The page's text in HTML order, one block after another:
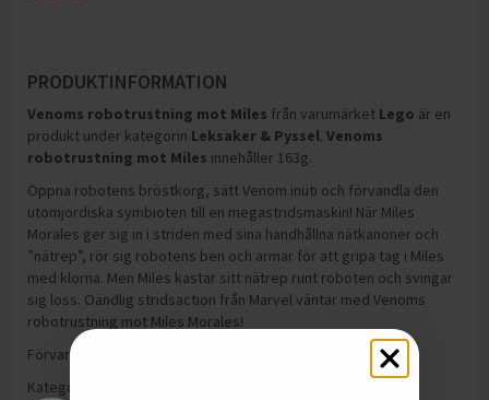
PRODUKTINFORMATION
Venoms robotrustning mot Miles från varumärket Lego är en
produkt under kategorin Leksaker & Pyssel. Venoms
robotrustning mot Miles innehåller 163g.
Öppna robotens bröstkorg, sätt Venom inuti och förvandla den
utomjordiska symbioten till en megastridsmaskin! När Miles
Morales ger sig in i striden med sina handhållna nätkanoner och
”nätrep”, rör sig robotens ben och armar för att gripa tag i Miles
med klorna. Men Miles kastar sitt nätrep runt roboten och svingar
sig loss. Oändlig stridsaction från Marvel väntar med Venoms
robotrustning mot Miles Morales!
Förvaring:
Kategorier: